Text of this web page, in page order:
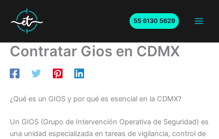
contenido
55 6130 5629
Contratar Gios en CDMX
¿Qué es un GIOS y por qué es esencial en la CDMX?
Un GIOS (Grupo de Intervención Operativa de Seguridad) es
una unidad especializada en tareas de vigilancia, control de